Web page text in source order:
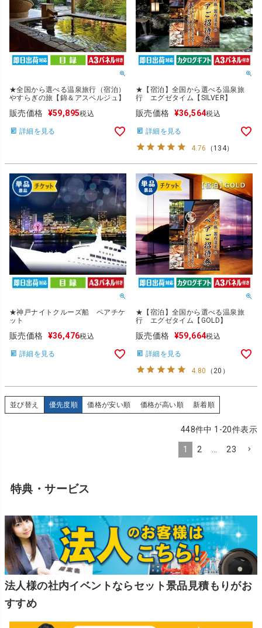
★全国から選べる温泉旅行（宿泊）
やすらぎの旅【錦＆アスペルジュ】
販売価格 ¥59,895税込
詳細を見る
★【宿泊】全国から選べる温泉旅
行 エグゼタイム【SILVER】
販売価格 ¥36,564税込
詳細を見る
4.76 （ 134）
★神戸ナイトクルーズ船 ペアチケ
ット
販売価格 ¥36,476税込
詳細を見る
★【宿泊】全国から選べる温泉旅
行 エグゼタイム【GOLD】
販売価格 ¥59,664税込
詳細を見る
4.80 （20 ）
並び替え 優先度順 価格が安い順 価格が高い順 新着順
448件中 1 -20件表示
1 2 … 23
特典・サービス
法人様の社内イベントならセット景品見積もりがお
すすめ